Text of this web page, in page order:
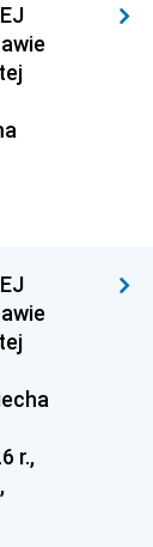
r.,